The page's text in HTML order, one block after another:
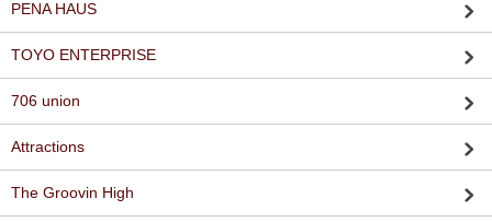
PENA HAUS
TOYO ENTERPRISE
706 union
Attractions
The Groovin High